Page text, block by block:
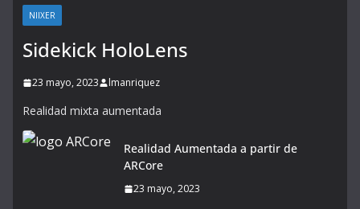
NIIXER
Sidekick HoloLens
23 mayo, 2023 lmanriquez
Realidad mixta aumentada
Realidad Aumentada a partir de
ARCore
23 mayo, 2023